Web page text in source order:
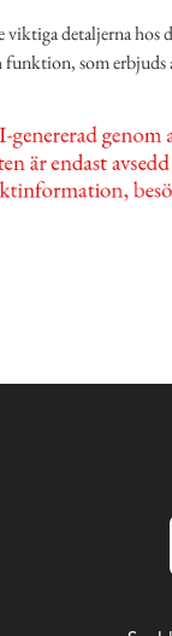
detaljerna hos
funktion, som